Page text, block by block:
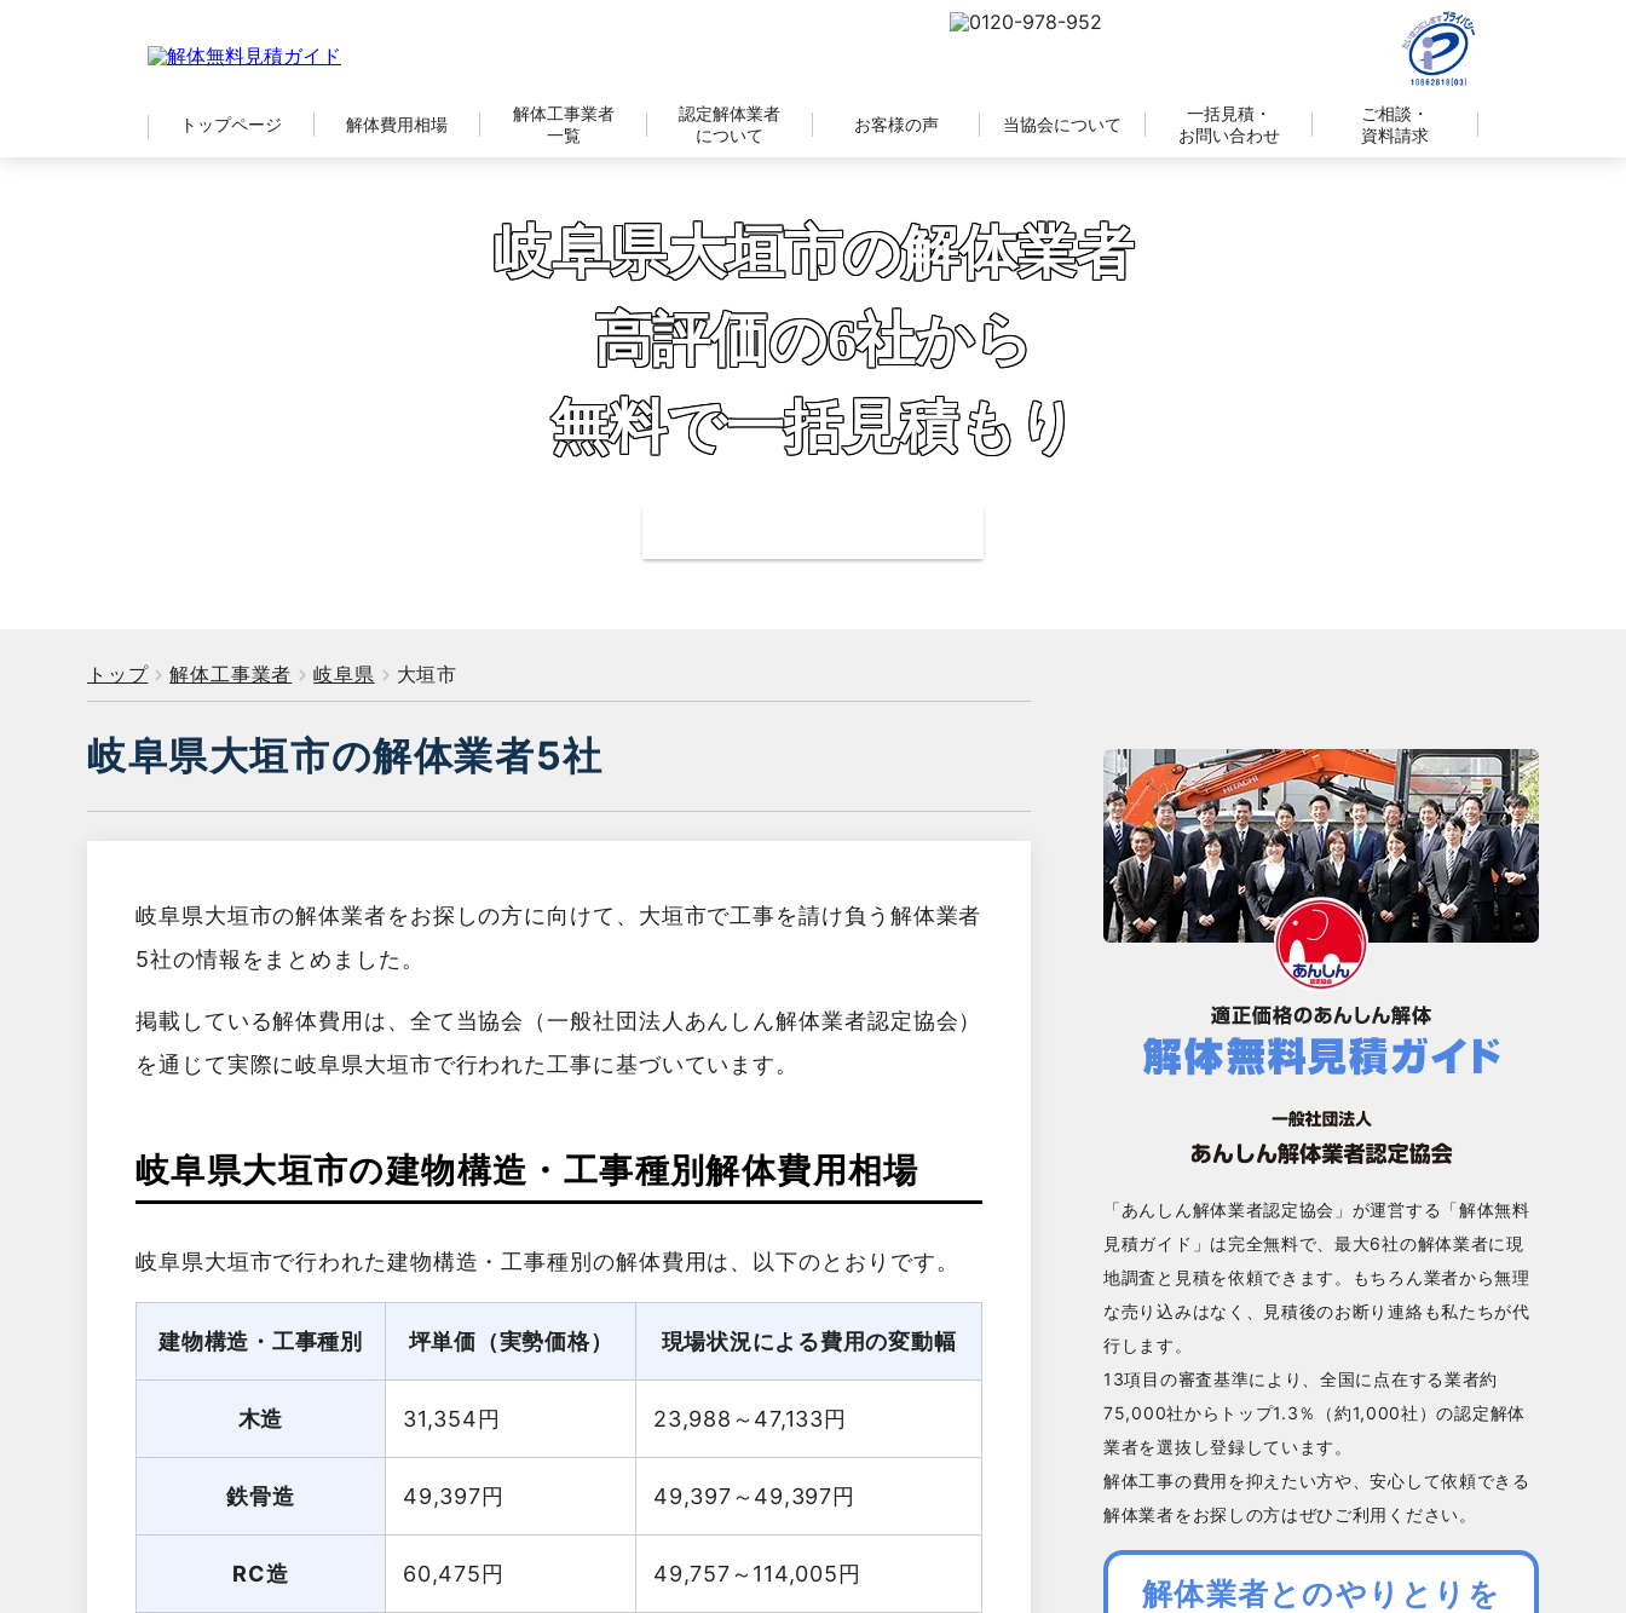
トップページ 解体費用相場
解体工事業者
一覧
認定解体業者
について
お客様の声 当協会について
一括見積・
お問い合わせ
ご相談・
資料請求
岐阜県大垣市の解体業者
高評価の6社から
無料で一括見積もり
トップ 解体工事業者 岐阜県 大垣市
岐阜県大垣市の解体業者5社
岐阜県大垣市の解体業者をお探しの方に向けて、大垣市で工事を請け負う解体業者
5社の情報をまとめました。
掲載している解体費用は、全て当協会（一般社団法人あんしん解体業者認定協会）
を通じて実際に岐阜県大垣市で行われた工事に基づいています。
岐阜県大垣市の建物構造・工事種別解体費用相場
岐阜県大垣市で行われた建物構造・工事種別の解体費用は、以下のとおりです。
建物構造・工事種別 坪単価（実勢価格） 現場状況による費用の変動幅
木造 31,354円 23,988～47,133円
鉄骨造 49,397円 49,397～49,397円
RC造 60,475円 49,757～114,005円
「あんしん解体業者認定協会」が運営する「解体無料
見積ガイド」は完全無料で、最大6社の解体業者に現
地調査と見積を依頼できます。もちろん業者から無理
な売り込みはなく、見積後のお断り連絡も私たちが代
行します。
13項目の審査基準により、全国に点在する業者約
75,000社からトップ1.3％（約1,000社）の認定解体
業者を選抜し登録しています。
解体工事の費用を抑えたい方や、安心して依頼できる
解体業者をお探しの方はぜひご利用ください。
解体業者とのやりとりを